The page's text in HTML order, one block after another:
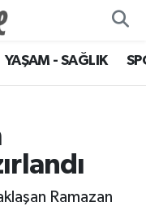
YAŞAM - SAĞLIK
Ramazan